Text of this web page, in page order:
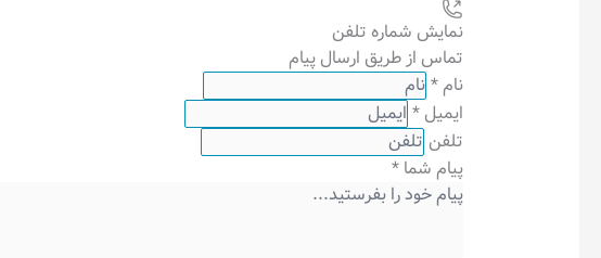
نمایش شماره تلفن
تماس از طریق ارسال پیام
نام*
ایمیل *
تلفن
پیام شما *